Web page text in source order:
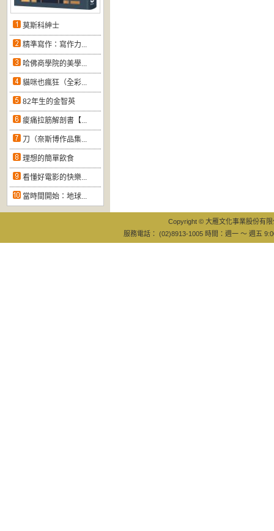
莫斯科紳士
精準寫作：寫作力...
哈佛商學院的美學...
貓咪也瘋狂（全彩...
82年生的金智英
痠痛拉筋解剖書【...
刀（奈斯博作品集...
理想的簡單飲食
看懂好電影的快樂...
當時間開始：地球...
Copyright © 大雁文化事業股份有
服務電話： (02)8913-1005 時間：週一 ～ 週五